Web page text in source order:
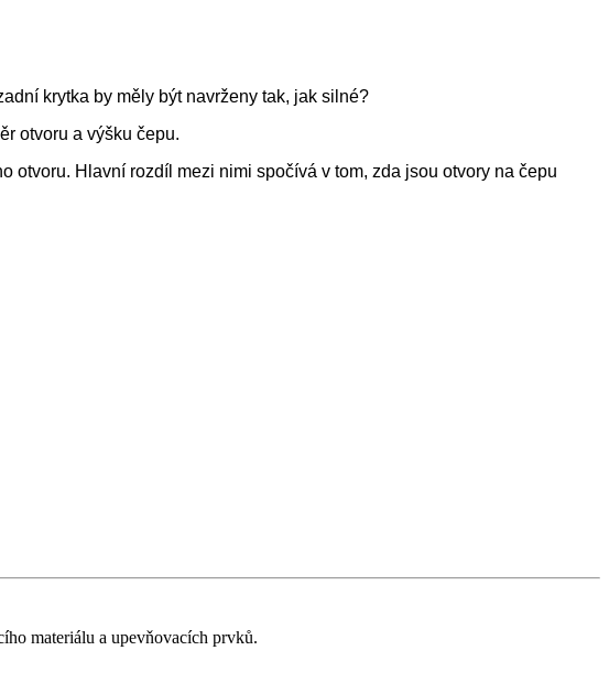
krytka by měly být navrženy tak, jak silné?
otvoru a výšku čepu.
otvoru. Hlavní rozdíl mezi nimi spočívá v tom, zda jsou otvory na čepu
materiálu a upevňovacích prvků.